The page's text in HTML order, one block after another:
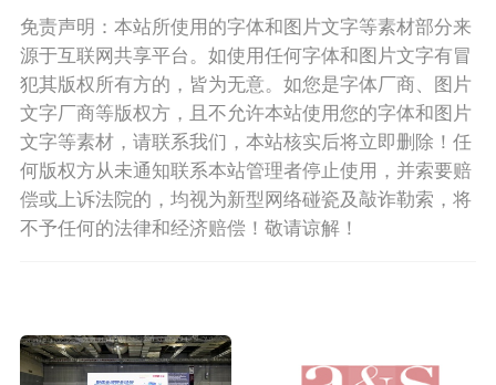
免责声明：本站所使用的字体和图片文字等素材部分来
源于互联网共享平台。如使用任何字体和图片文字有冒
犯其版权所有方的，皆为无意。如您是字体厂商、图片
文字厂商等版权方，且不允许本站使用您的字体和图片
文字等素材，请联系我们，本站核实后将立即删除！任
何版权方从未通知联系本站管理者停止使用，并索要赔
偿或上诉法院的，均视为新型网络碰瓷及敲诈勒索，将
不予任何的法律和经济赔偿！敬请谅解！